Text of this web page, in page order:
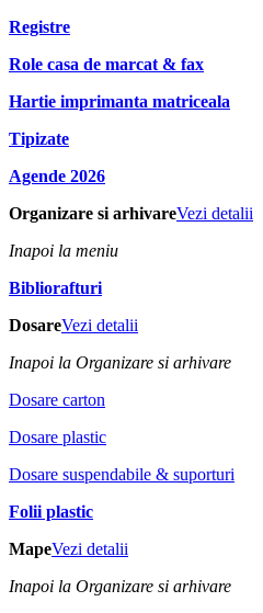
Registre
Role casa de marcat & fax
Hartie imprimanta matriceala
Tipizate
Agende 2026
Organizare si arhivareVezi detalii
Inapoi la meniu
Bibliorafturi
DosareVezi detalii
Inapoi la Organizare si arhivare
Dosare carton
Dosare plastic
Dosare suspendabile & suporturi
Folii plastic
MapeVezi detalii
Inapoi la Organizare si arhivare